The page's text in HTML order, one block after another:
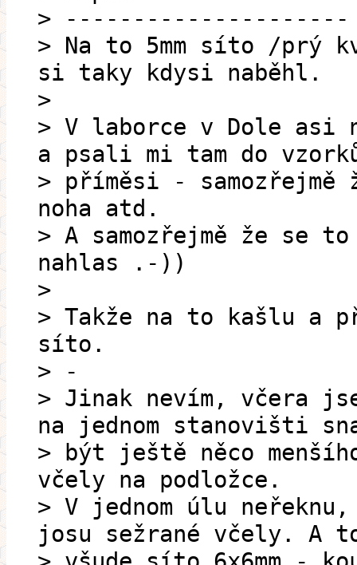
> ---------------------
> Na to 5mm síto /prý
si taky kdysi naběhl.
>
> V laborce v Dole asi
a psali mi tam do
> příměsi -
noha atd.
> A samozřejmě že se
nahlas .-))
>
> Takže na to kašlu a
síto.
> -
> Jinak nevím, včera
na jednom stanovišti
> být ještě něco
včely na podložce.
> V jednom úlu
josu sežrané včely. A